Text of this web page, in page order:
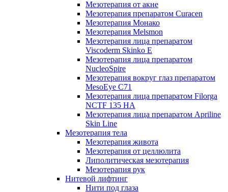
Мезотерапия от акне
Мезотерапия препаратом Curacen
Мезотерапия Монако
Мезотерапия Melsmon
Мезотерапия лица препаратом
Viscoderm Skinko E
Мезотерапия лица препаратом
NucleoSpire
Мезотерапия вокруг глаз препаратом
MesoEye С71
Мезотерапия лица препаратом Filorga
NCTF 135 HA
Мезотерапия лица препаратом Apriline
Skin Line
Мезотерапия тела
Мезотерапия живота
Мезотерапия от целлюлита
Липолитическая мезотерапия
Мезотерапия рук
Нитевой лифтинг
Нити под глаза